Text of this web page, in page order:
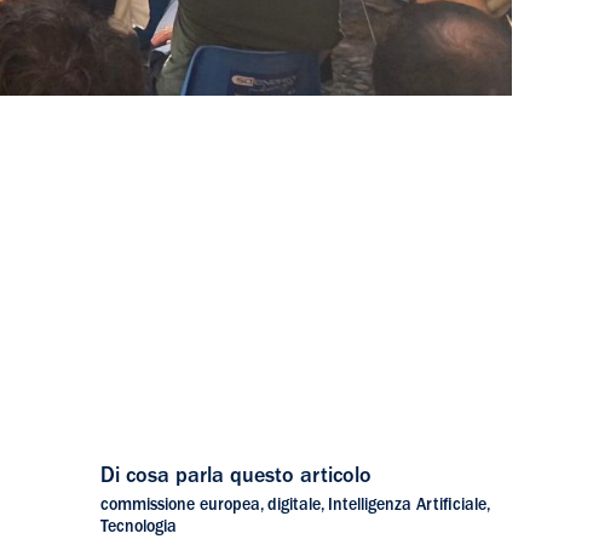
Di cosa parla questo articolo
commissione europea, digitale, Intelligenza Artificiale,
Tecnologia